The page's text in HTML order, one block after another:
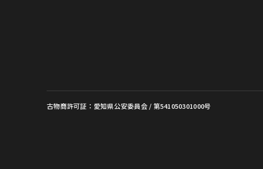
古物商許可証：愛知県公安委員会 / 第541050301000号